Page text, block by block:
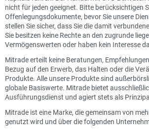
nicht für jeden geeignet. Bitte berücksichtigen
Offenlegungsdokumente, bevor Sie unsere
stellen Sie sicher, dass Sie die damit
Sie besitzen keine Rechte an den zugrunde
Vermögenswerten oder haben kein Interesse
Mitrade erteilt keine Beratungen,
Bezug auf den Erwerb, das Halten oder die
Produkte. Alle unsere Produkte sind
globale Basiswerte. Mitrade bietet
Ausführungsdienst und agiert stets als
Mitrade ist eine Marke, die gemeinsam von
genutzt wird und über die folgenden